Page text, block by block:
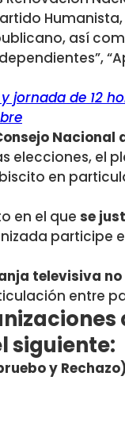
así
jornada de 12
Nacional
elecciones, el
en
en el que se
participe
televisiva no
entre
siguiente:
y